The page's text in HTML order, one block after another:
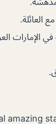
العائلة.
الإمارات
amazing